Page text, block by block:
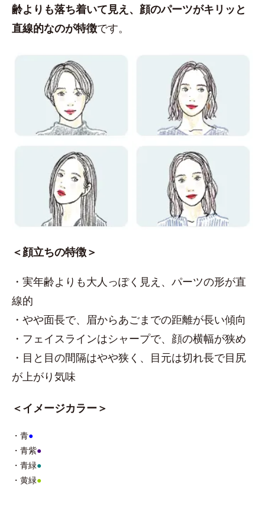
齢よりも落ち着いて見え、顔のパーツがキリッと
直線的なのが特徴です。
＜顔立ちの特徴＞
・実年齢よりも大人っぽく見え、パーツの形が直
線的
・やや面長で、眉からあごまでの距離が長い傾向
・フェイスラインはシャープで、顔の横幅が狭め
・目と目の間隔はやや狭く、目元は切れ長で目尻
が上がり気味
＜イメージカラー＞
・青●
・青紫●
・青緑●
・黄緑●